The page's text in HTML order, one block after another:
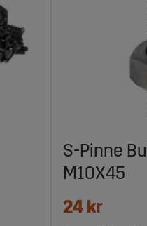
S-Pinne
M10X45
24 kr